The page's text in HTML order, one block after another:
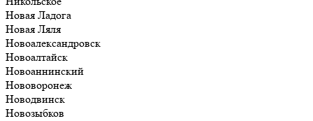
Новая Ладога
Новая Ляля
Новоалександровск
Новоалтайск
Новоаннинский
Нововоронеж
Новодвинск
Новозыбков